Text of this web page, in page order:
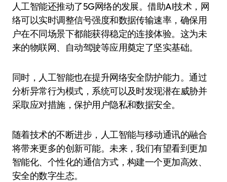
人工智能还推动了5G网络的发展。借助AI技术，网
络可以实时调整信号强度和数据传输速率，确保用
户在不同场景下都能获得稳定的连接体验。这为未
来的物联网、自动驾驶等应用奠定了坚实基础。
同时，人工智能也在提升网络安全防护能力。通过
分析异常行为模式，系统可以及时发现潜在威胁并
采取应对措施，保护用户隐私和数据安全。
随着技术的不断进步，人工智能与移动通讯的融合
将带来更多的创新可能。未来，我们有望看到更加
智能化、个性化的通信方式，构建一个更加高效、
安全的数字生态。